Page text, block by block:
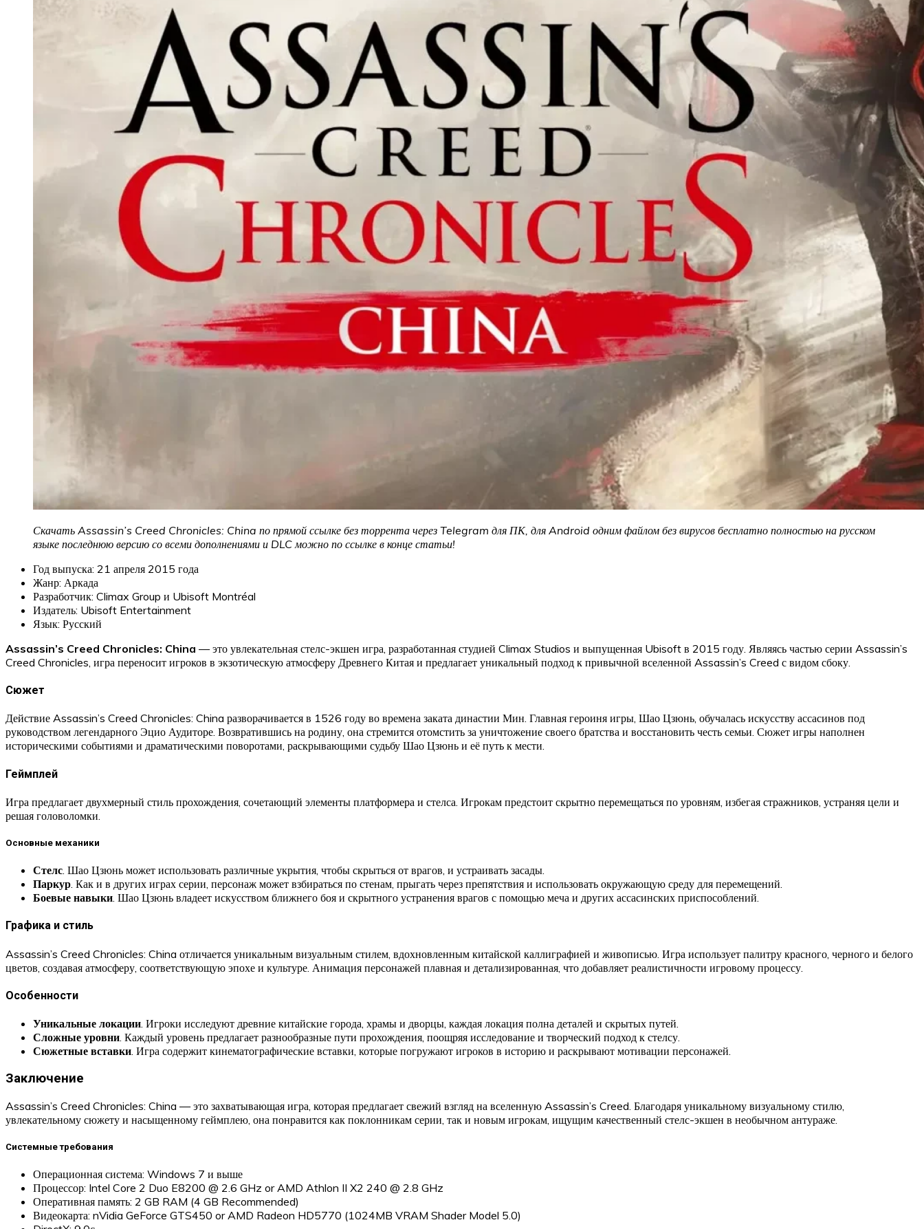
Скачать Assassin’s Creed Chronicles: China по прямой ссылке без торрента через Telegram для ПК, для Android одним файлом без вирусов бесплатно полностью на русском
языке последнюю версию со всеми дополнениями и DLC можно по ссылке в конце статьи!
Год выпуска: 21 апреля 2015 года
Жанр: Аркада
Разработчик: Climax Group и Ubisoft Montréal
Издатель: Ubisoft Entertainment
Язык: Русский
Assassin’s Creed Chronicles: China — это увлекательная стелс-экшен игра, разработанная студией Climax Studios и выпущенная Ubisoft в 2015 году. Являясь частью серии Assassin’s
Creed Chronicles, игра переносит игроков в экзотическую атмосферу Древнего Китая и предлагает уникальный подход к привычной вселенной Assassin’s Creed с видом сбоку.
Сюжет
Действие Assassin’s Creed Chronicles: China разворачивается в 1526 году во времена заката династии Мин. Главная героиня игры, Шао Цзюнь, обучалась искусству ассасинов под
руководством легендарного Эцио Аудиторе. Возвратившись на родину, она стремится отомстить за уничтожение своего братства и восстановить честь семьи. Сюжет игры наполнен
историческими событиями и драматическими поворотами, раскрывающими судьбу Шао Цзюнь и её путь к мести.
Геймплей
Игра предлагает двухмерный стиль прохождения, сочетающий элементы платформера и стелса. Игрокам предстоит скрытно перемещаться по уровням, избегая стражников, устраняя цели и
решая головоломки.
Основные механики
Стелс. Шао Цзюнь может использовать различные укрытия, чтобы скрыться от врагов, и устраивать засады.
Паркур. Как и в других играх серии, персонаж может взбираться по стенам, прыгать через препятствия и использовать окружающую среду для перемещений.
Боевые навыки. Шао Цзюнь владеет искусством ближнего боя и скрытного устранения врагов с помощью меча и других ассасинских приспособлений.
Графика и стиль
Assassin’s Creed Chronicles: China отличается уникальным визуальным стилем, вдохновленным китайской каллиграфией и живописью. Игра использует палитру красного, черного и белого
цветов, создавая атмосферу, соответствующую эпохе и культуре. Анимация персонажей плавная и детализированная, что добавляет реалистичности игровому процессу.
Особенности
Уникальные локации. Игроки исследуют древние китайские города, храмы и дворцы, каждая локация полна деталей и скрытых путей.
Сложные уровни. Каждый уровень предлагает разнообразные пути прохождения, поощряя исследование и творческий подход к стелсу.
Сюжетные вставки. Игра содержит кинематографические вставки, которые погружают игроков в историю и раскрывают мотивации персонажей.
Заключение
Assassin’s Creed Chronicles: China — это захватывающая игра, которая предлагает свежий взгляд на вселенную Assassin’s Creed. Благодаря уникальному визуальному стилю,
увлекательному сюжету и насыщенному геймплею, она понравится как поклонникам серии, так и новым игрокам, ищущим качественный стелс-экшен в необычном антураже.
Системные требования
Операционная система: Windows 7 и выше
Процессор: Intel Core 2 Duo E8200 @ 2.6 GHz or AMD Athlon II X2 240 @ 2.8 GHz
Оперативная память: 2 GB RAM (4 GB Recommended)
Видеокарта: nVidia GeForce GTS450 or AMD Radeon HD5770 (1024MB VRAM Shader Model 5.0)